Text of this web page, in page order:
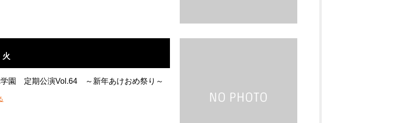
火
学園 定期公演Vol.64 ～新年あけおめ祭り～